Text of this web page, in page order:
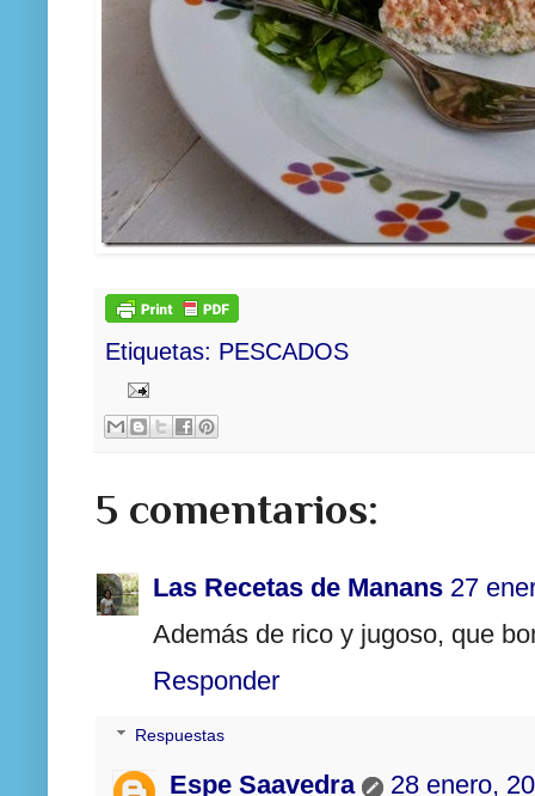
Etiquetas: PESCADOS
5 comentarios:
Las Recetas de Manans 27
Además de rico y jugoso, que
Responder
Respuestas
Espe Saavedra 28 enero,